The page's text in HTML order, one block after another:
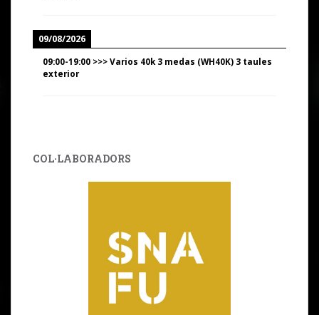
09/08/2026
09:00-19:00 >>>Varios 40k 3 medas (WH40K) 3 taules
exterior
COL·LABORADORS